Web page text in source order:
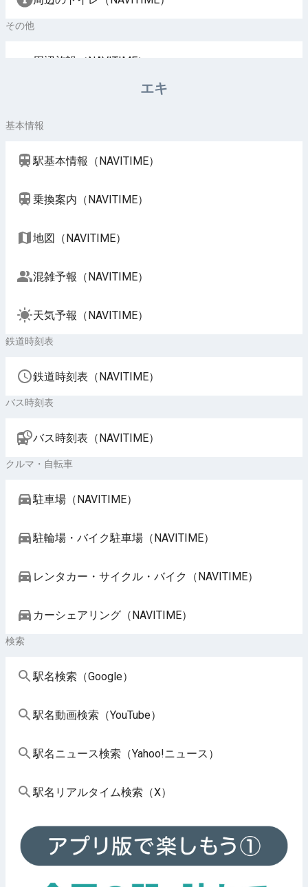
その他
周辺施設（NAVITIME）
エキ
基本情報
駅基本情報（NAVITIME）
乗換案内（NAVITIME）
地図（NAVITIME）
混雑予報（NAVITIME）
天気予報（NAVITIME）
鉄道時刻表
鉄道時刻表（NAVITIME）
バス時刻表
バス時刻表（NAVITIME）
クルマ・自転車
駐車場（NAVITIME）
駐輪場・バイク駐車場（NAVITIME）
レンタカー・サイクル・バイク（NAVITIME）
カーシェアリング（NAVITIME）
検索
駅名検索（Google）
駅名動画検索（YouTube）
駅名ニュース検索（Yahoo!ニュース）
駅名リアルタイム検索（X）